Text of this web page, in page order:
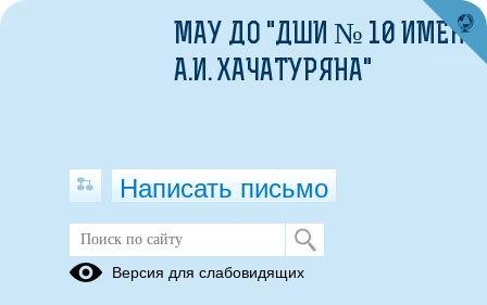
МАУ ДО "ДШИ № 10 ИМЕНИ
А.И. ХАЧАТУРЯНА"
Написать письмо
Версия для слабовидящих